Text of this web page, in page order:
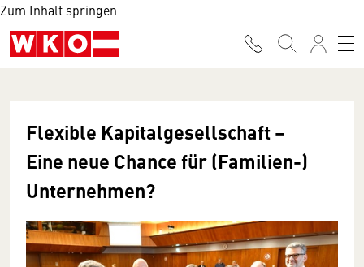
Zum Inhalt springen
Flexible Kapitalgesellschaft –
Eine neue Chance für (Familien-)
Unternehmen?